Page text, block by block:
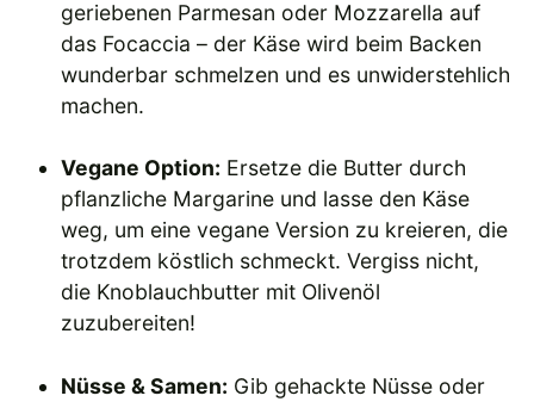
geriebenen Parmesan oder Mozzarella auf
das Focaccia – der Käse wird beim Backen
wunderbar schmelzen und es unwiderstehlich
machen.
Vegane Option: Ersetze die Butter durch
pflanzliche Margarine und lasse den Käse
weg, um eine vegane Version zu kreieren, die
trotzdem köstlich schmeckt. Vergiss nicht,
die Knoblauchbutter mit Olivenöl
zuzubereiten!
Nüsse & Samen: Gib gehackte Nüsse oder